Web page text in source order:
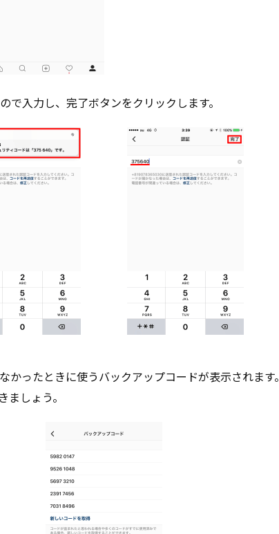
で入力し、完了ボタンをクリックします。
かったときに使うバックアップコードが表示されます。
しょう。